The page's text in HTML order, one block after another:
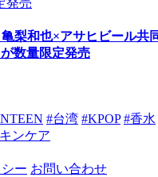
亀梨和也×アサヒビール共
数量限定発売
#台湾 #KPOP #香水
ンケア
ー お問い合わせ